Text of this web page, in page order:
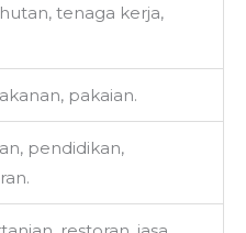
tenaga kerja,
pakaian.
pendidikan,